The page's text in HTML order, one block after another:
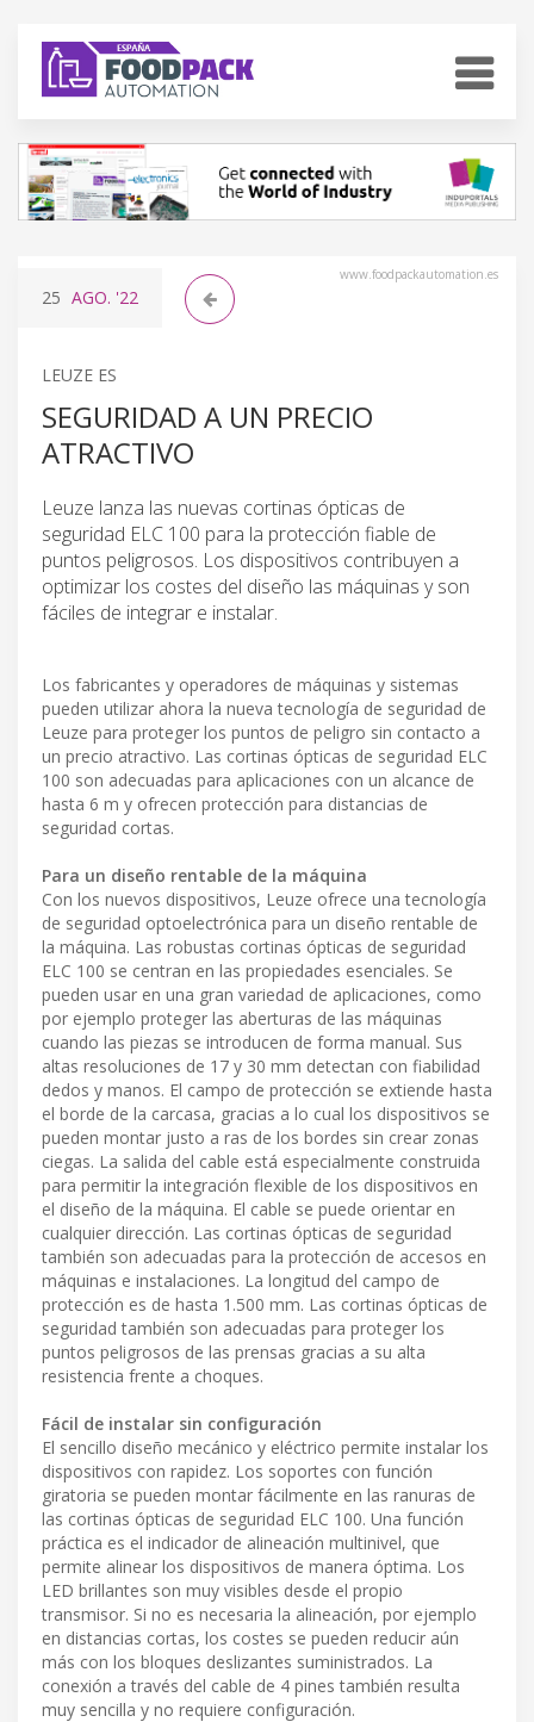
www.foodpackautomation.es
25 AGO. '22
LEUZE ES
SEGURIDAD A UN PRECIO
ATRACTIVO
Leuze lanza las nuevas cortinas ópticas de
seguridad ELC 100 para la protección fiable de
puntos peligrosos. Los dispositivos contribuyen a
optimizar los costes del diseño las máquinas y son
fáciles de integrar e instalar.
Los fabricantes y operadores de máquinas y sistemas
pueden utilizar ahora la nueva tecnología de seguridad de
Leuze para proteger los puntos de peligro sin contacto a
un precio atractivo. Las cortinas ópticas de seguridad ELC
100 son adecuadas para aplicaciones con un alcance de
hasta 6 m y ofrecen protección para distancias de
seguridad cortas.
Para un diseño rentable de la máquina
Con los nuevos dispositivos, Leuze ofrece una tecnología
de seguridad optoelectrónica para un diseño rentable de
la máquina. Las robustas cortinas ópticas de seguridad
ELC 100 se centran en las propiedades esenciales. Se
pueden usar en una gran variedad de aplicaciones, como
por ejemplo proteger las aberturas de las máquinas
cuando las piezas se introducen de forma manual. Sus
altas resoluciones de 17 y 30 mm detectan con fiabilidad
dedos y manos. El campo de protección se extiende hasta
el borde de la carcasa, gracias a lo cual los dispositivos se
pueden montar justo a ras de los bordes sin crear zonas
ciegas. La salida del cable está especialmente construida
para permitir la integración flexible de los dispositivos en
el diseño de la máquina. El cable se puede orientar en
cualquier dirección. Las cortinas ópticas de seguridad
también son adecuadas para la protección de accesos en
máquinas e instalaciones. La longitud del campo de
protección es de hasta 1.500 mm. Las cortinas ópticas de
seguridad también son adecuadas para proteger los
puntos peligrosos de las prensas gracias a su alta
resistencia frente a choques.
Fácil de instalar sin configuración
El sencillo diseño mecánico y eléctrico permite instalar los
dispositivos con rapidez. Los soportes con función
giratoria se pueden montar fácilmente en las ranuras de
las cortinas ópticas de seguridad ELC 100. Una función
práctica es el indicador de alineación multinivel, que
permite alinear los dispositivos de manera óptima. Los
LED brillantes son muy visibles desde el propio
transmisor. Si no es necesaria la alineación, por ejemplo
en distancias cortas, los costes se pueden reducir aún
más con los bloques deslizantes suministrados. La
conexión a través del cable de 4 pines también resulta
muy sencilla y no requiere configuración.